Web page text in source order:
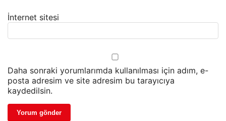
İnternet sitesi
Daha sonraki yorumlarımda kullanılması için adım, e-
posta adresim ve site adresim bu tarayıcıya
kaydedilsin.